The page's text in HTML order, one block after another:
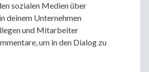
sozialen Medien über
deinem Unternehmen
und Mitarbeiter
um in den Dialog zu